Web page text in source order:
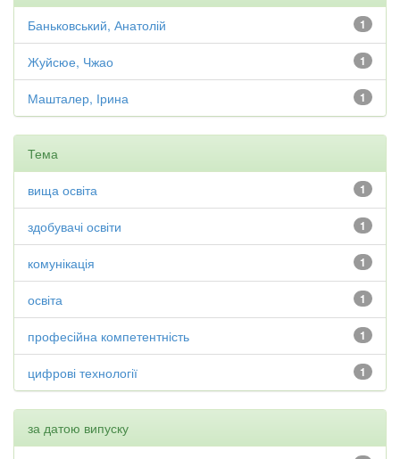
1
Баньковський, Анатолій
1
Жуйсюе, Чжао
1
Машталер, Ірина
Тема
1
вища освіта
1
здобувачі освіти
1
комунікація
1
освіта
1
професійна компетентність
1
цифрові технології
за датою випуску